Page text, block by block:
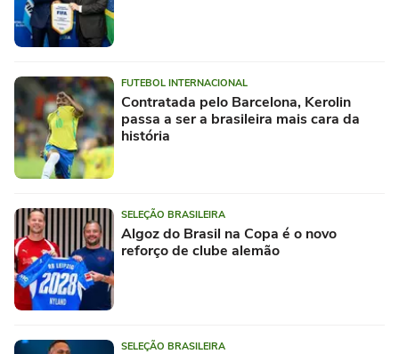
FUTEBOL INTERNACIONAL
Contratada pelo Barcelona, Kerolin
passa a ser a brasileira mais cara da
história
SELEÇÃO BRASILEIRA
Algoz do Brasil na Copa é o novo
reforço de clube alemão
SELEÇÃO BRASILEIRA